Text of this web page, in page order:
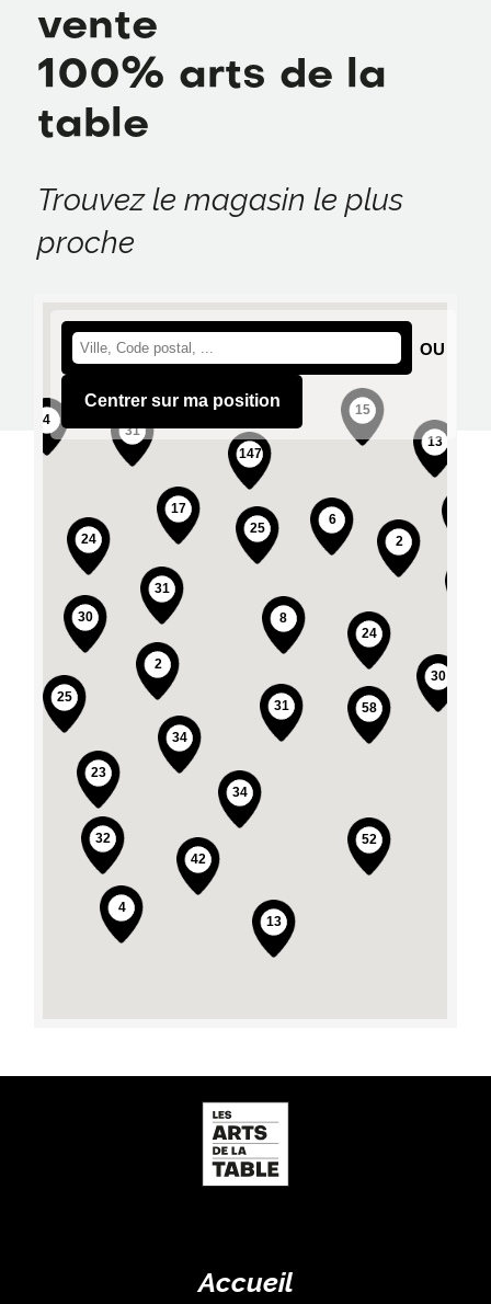
vente
100% arts de la
table
Trouvez le magasin le plus
proche
Accueil